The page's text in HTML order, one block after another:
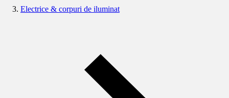
Electrice & corpuri de iluminat